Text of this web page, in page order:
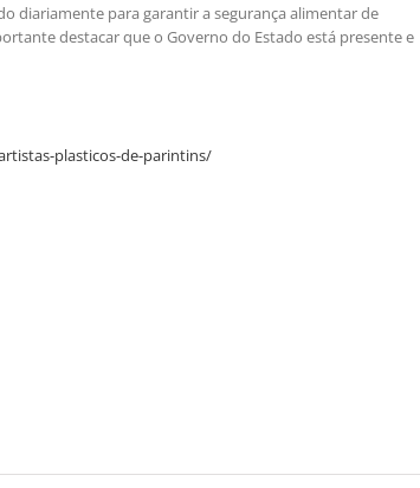
diariamente para garantir a segurança alimentar de
destacar que o Governo do Estado está presente e
plasticos-de-parintins/